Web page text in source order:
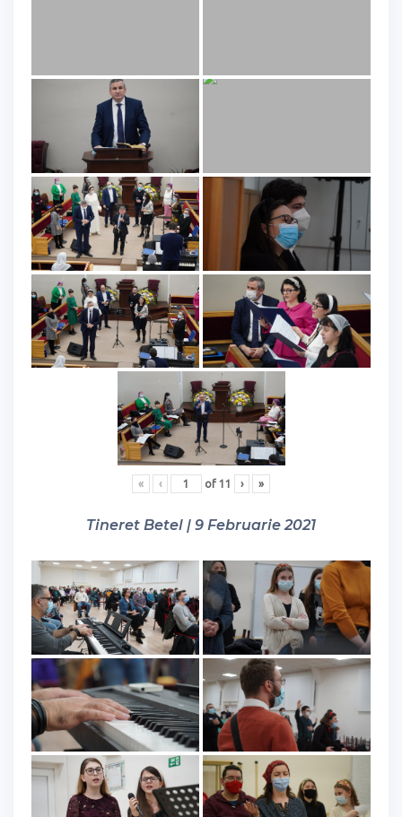
« ‹ of 11 › »
Tineret Betel | 9 Februarie 2021